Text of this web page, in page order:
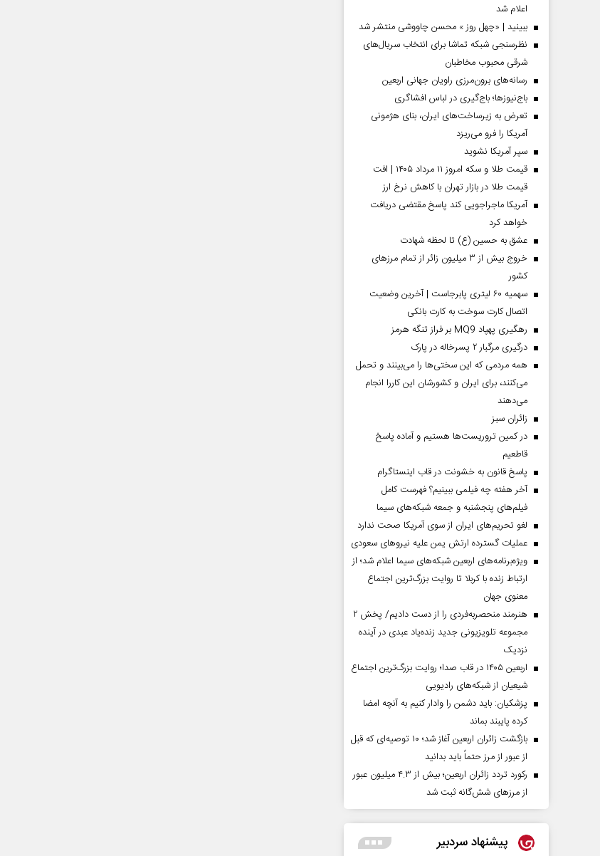
اعلام شد
ببینید | «چهل روز » محسن چاووشی منتشر شد
نظرسنجی شبکه تماشا برای انتخاب سریال‌های
شرقی محبوب مخاطبان
رسانه‌های برون‌مرزی راویان جهانی اربعین
باج‌نیوزها؛ باج‌گیری در لباس افشاگری
تعرض به زیرساخت‌های ایران، بنای هژمونی
آمریکا را فرو می‌ریزد
سپر آمریکا نشوید
قیمت طلا و سکه امروز ۱۱ مرداد ۱۴۰۵ | افت
قیمت طلا در بازار تهران با کاهش نرخ ارز
آمریکا ماجراجویی کند پاسخ مقتضی دریافت
خواهد کرد
عشق به حسین (ع) تا لحظه شهادت
خروج بیش از ۳ میلیون زائر از تمام مرز‌های
کشور
سهمیه ۶۰ لیتری پابرجاست | آخرین وضعیت
اتصال کارت سوخت به کارت بانکی
رهگیری پهپاد MQ9 بر فراز تنگه هرمز
درگیری مرگبار ۲ پسرخاله در پارک
همه مردمی که این سختی‌ها را می‌بینند و تحمل
می‌کنند، برای ایران و کشورشان این کاررا انجام
می‌دهند
‌زائران سبز
در کمین تروریست‌ها هستیم و آماده پاسخ
قاطعیم
پاسخ قانون به خشونت در قاب اینستاگرام
آخر هفته چه فیلمی ببینیم؟ فهرست کامل
فیلم‌های پنجشنبه و جمعه شبکه‌های سیما
لغو تحریم‌های ایران از سوی آمریکا صحت ندارد
عملیات گسترده ارتش یمن علیه نیروهای سعودی
ویژه‌برنامه‌های اربعین شبکه‌های سیما اعلام شد؛ از
ارتباط زنده با کربلا تا روایت بزرگ‌ترین اجتماع
معنوی جهان
هنرمند منحصر‌به‌فردی را از دست دادیم/ پخش ۲
مجموعه تلویزیونی جدید زنده‌یاد عبدی در آینده
نزدیک
اربعین ۱۴۰۵ در قاب صدا؛ روایت بزرگ‌ترین اجتماع
شیعیان از شبکه‌های رادیویی
پزشکیان: باید دشمن را وادار کنیم به آنچه امضا
کرده پایبند بماند
بازگشت زائران اربعین آغاز شد؛ ۱۰ توصیه‌ای که قبل
از عبور از مرز حتماً باید بدانید
رکورد تردد زائران اربعین؛ بیش از ۴.۳ میلیون عبور
از مرزهای شش‌گانه ثبت شد
پیشنهاد سردبیر
صفحات نخست‌روزنامه‌ها‌ی‌چهارشنبه‌۷‌مردادماه